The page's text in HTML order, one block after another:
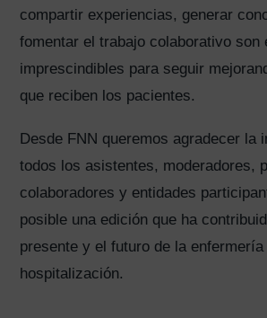
compartir experiencias, generar
fomentar el trabajo colaborativo son
imprescindibles para seguir
que reciben los pacientes.
Desde FNN queremos agradecer la
todos los asistentes, moderadores,
colaboradores y entidades
posible una edición que ha
presente y el futuro de la enfermería
hospitalización.